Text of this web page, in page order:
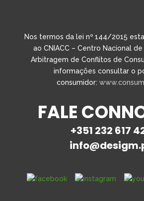
Nos termos da lei nº 144/2015
ao CNIACC – Centro Nacional
Arbitragem de Conflitos de
informações consultar o
consumidor:
FALE
+351 232 617